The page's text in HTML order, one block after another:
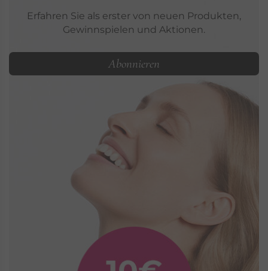
Erfahren Sie als erster von neuen Produkten,
Gewinnspielen und Aktionen.
Abonnieren